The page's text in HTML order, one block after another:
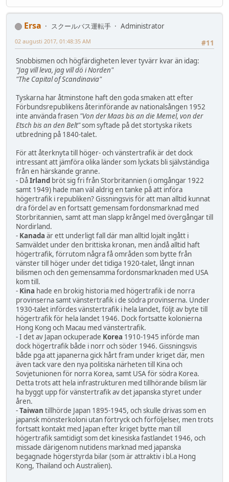
Ersa スクールバス運転手
Administrator
#11
02 augusti 2017, 01:48:35 AM
Snobbismen och högfärdigheten lever tyvärr kvar än idag:
"Jag vill leva, jag vill dö i Norden"
"The Capital of Scandinavia"
Tyskarna har åtminstone haft den goda smaken att efter
Förbundsrepublikens återinförande av nationalsången 1952
inte använda frasen "Von der Maas bis an die Memel, von der
Etsch bis an den Belt"som syftade på det stortyska rikets
utbredning på 1840-talet.
För att återknyta till höger- och vänstertrafik är det dock
intressant att jämföra olika länder som lyckats bli självständiga
från en härskande granne.
- DåIrland bröt sig fri från Storbritannien (i omgångar 1922
samt 1949) hade man väl aldrig en tanke på att införa
högertrafik i republiken? Gissningsvis för att man alltid kunnat
dra fördel av en fortsatt gemensam fordonsmarknad med
Storbritannien, samt att man slapp krångel med övergångar till
Nordirland.
- Kanada är ett underligt fall där man alltid lojalt ingått i
Samväldet under den brittiska kronan, men ändå alltid haft
högertrafik, förrutom några få områden som bytte från
vänster till höger under det tidiga 1920-talet, långt innan
bilismen och den gemensamma fordonsmarknaden med USA
kom till.
- Kina hade en brokig historia med högertrafik i de norra
provinserna samt vänstertrafik i de södra provinserna. Under
1930-talet infördes vänstertrafik i hela landet, följt av byte till
högertrafik för hela landet 1946. Dock fortsatte kolonierna
Hong Kong och Macau med vänstertrafik.
- I det av Japan ockuperade Korea 1910-1945 införde man
dock högertrafik både i norr och söder 1946. Gissningsvis
både pga att japanerna gick hårt fram under kriget där, men
även tack vare den nya politiska närheten till Kina och
Sovjetunionen för norra Korea, samt USA för södra Korea.
Detta trots att hela infrastrukturen med tillhörande bilism lär
ha byggt upp för vänstertrafik av det japanska styret under
åren.
-Taiwan tillhörde Japan 1895-1945, och skulle drivas som en
japansk mönsterkoloni utan förtryck och förföljelser, men trots
fortsatt kontakt med Japan efter kriget bytte man till
högertrafik samtidigt som det kinesiska fastlandet 1946, och
missade därigenom nutidens marknad med japanska
begagnade högerstyrda bilar (som är attraktiv i bl.a Hong
Kong, Thailand och Australien).